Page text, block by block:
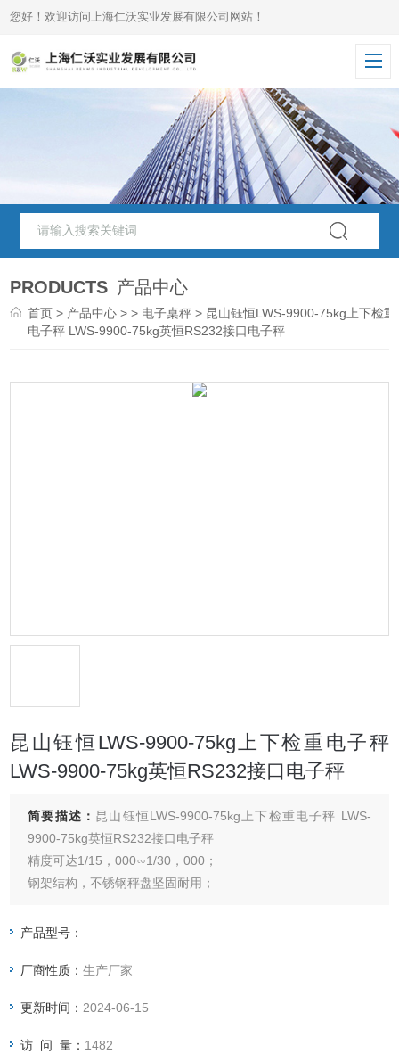
您好！欢迎访问上海仁沃实业发展有限公司网站！
PRODUCTS 产品中心
首页 > 产品中心 > > 电子桌秤 > 昆山钰恒LWS-9900-75kg上下检重
电子秤 LWS-9900-75kg英恒RS232接口电子秤
昆山钰恒LWS-9900-75kg上下检重电子秤
LWS-9900-75kg英恒RS232接口电子秤
简要描述： 昆山钰恒LWS-9900-75kg上下检重电子秤 LWS-
9900-75kg英恒RS232接口电子秤
精度可达1/15，000∽1/30，000；
钢架结构，不锈钢秤盘坚固耐用；
具公斤、磅、克、吨、盎司单位可供选择；
具有累计重量、简易计数之功能；
产品型号：
厂商性质：生产厂家
更新时间： 2024-06-15
访 问 量： 1482